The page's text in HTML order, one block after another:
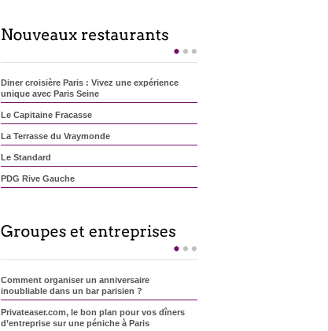
Diner croisière Paris : Vivez une expérience
unique avec Paris Seine
Le Capitaine Fracasse
La Terrasse du Vraymonde
Le Standard
PDG Rive Gauche
Le Chateaubriand : faut-il y aller ?
Astier, sa réputation est-elle toujours méritée ?
Beef Club
Salon sur l’Eau
Comment organiser un anniversaire
inoubliable dans un bar parisien ?
Privateaser.com, le bon plan pour vos dîners
d’entreprise sur une péniche à Paris